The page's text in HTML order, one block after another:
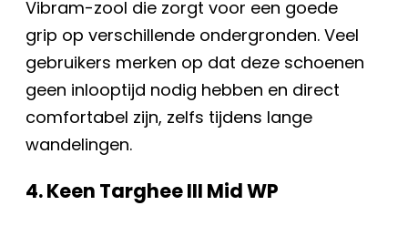
Vibram-zool die zorgt voor een goede
grip op verschillende ondergronden. Veel
gebruikers merken op dat deze schoenen
geen inlooptijd nodig hebben en direct
comfortabel zijn, zelfs tijdens lange
wandelingen.
4. Keen Targhee III Mid WP